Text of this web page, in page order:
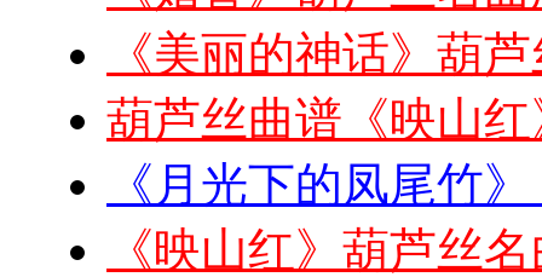
《美丽的神话》葫
葫芦丝曲谱《映山
《月光下的凤尾竹
《映山红》葫芦丝